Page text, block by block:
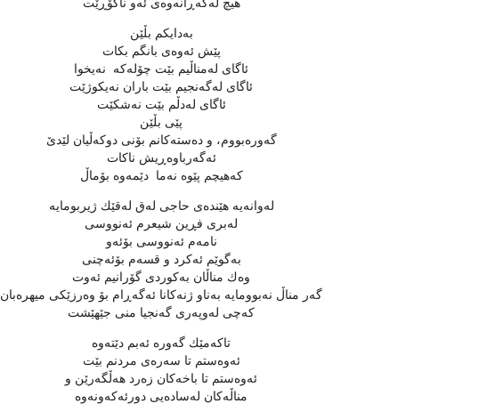
به‌دایكم بڵێن
پێش ئه‌وه‌ی بانگم بكات
ئاگای له‌مناڵیم بێت چۆله‌كه‌ نه‌یخوا
ئاگای له‌گه‌نجیم بێت باران نه‌یكوژێت
ئاگای له‌دڵم بێت نه‌شكێت
پێی بڵێن
گه‌وره‌بووم، و ده‌سته‌كانم بۆنی دوكه‌ڵیان لێدێ‌
ئه‌گه‌رباوه‌ڕیش ناكات
كه‌هیچم پێوه‌ نه‌ما دێمه‌وه‌ بۆماڵ
له‌وانه‌یه‌ هێنده‌ی حاجی له‌ق له‌قێك ژیربومایه‌
له‌بری فڕین شیعرم ئه‌نووسی
نامه‌م ئه‌نووسی بۆئه‌و
به‌گوێم ئه‌كرد و قسه‌م بۆئه‌چنی
وه‌ك مناڵان به‌كوردی گۆرانیم ئه‌وت
گه‌ر مناڵ نه‌بوومایه‌ به‌ناو ژنه‌كانا ئه‌گه‌ڕام بۆ وه‌رزێكی میهره‌بان
كه‌چی له‌وپه‌ری گه‌نجیا منی جێهێشت
تاكه‌مێك گه‌وره‌ ئه‌بم دێته‌وه‌
ئه‌وه‌ستم تا سه‌ره‌ی مردنم بێت
ئه‌وه‌ستم تا باخه‌كان زه‌رد هه‌ڵگه‌رێن و
مناڵه‌كان له‌ساده‌یی دورئه‌كه‌ونه‌وه‌